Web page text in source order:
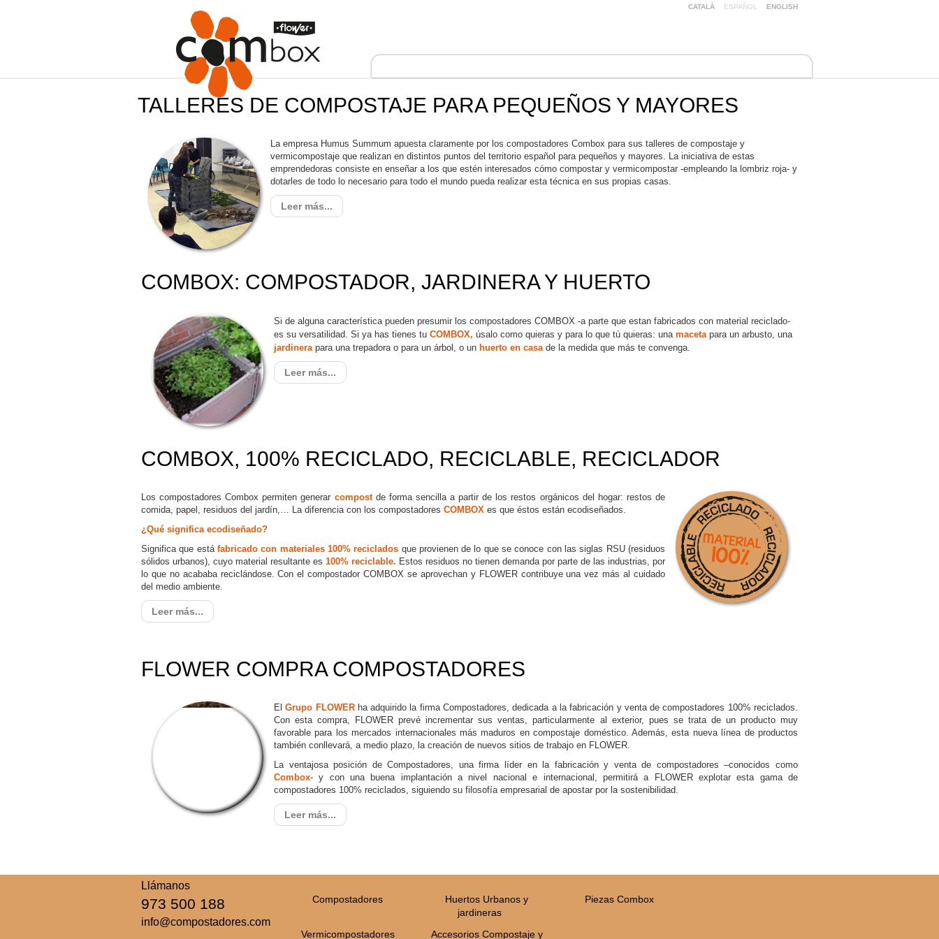
CATALÀ ESPAÑOL ENGLISH
TALLERES DE COMPOSTAJE PARA PEQUEÑOS Y MAYORES
La empresa Humus Summum apuesta claramente por los compostadores Combox para sus talleres de compostaje y
vermicompostaje que realizan en distintos puntos del territorio español para pequeños y mayores. La iniciativa de estas
emprendedoras consiste en enseñar a los que estén interesados cómo compostar y vermicompostar -empleando la lombriz roja- y
dotarles de todo lo necesario para todo el mundo pueda realizar esta técnica en sus propias casas.
Leer más...
COMBOX: COMPOSTADOR, JARDINERA Y HUERTO
Si de alguna característica pueden presumir los compostadores COMBOX -a parte que estan fabricados con material reciclado-
es su versatilidad. Si ya has tienes tu COMBOX, úsalo como quieras y para lo que tú quieras: una macetapara un arbusto, una
jardinerapara una trepadora o para un árbol, o un huerto en casade la medida que más te convenga.
Leer más...
COMBOX, 100% RECICLADO, RECICLABLE, RECICLADOR
Los compostadores Combox permiten generar compostde forma sencilla a partir de los restos orgánicos del hogar: restos de
comida, papel, residuos del jardín,… La diferencia con los compostadores COMBOX es que éstos están ecodiseñados.
¿Qué significa ecodiseñado?
Significa que está fabricado con materiales 100% reciclados que provienen de lo que se conoce con las siglas RSU (residuos
sólidos urbanos), cuyo material resultante es 100% reciclable. Estos residuos no tienen demanda por parte de las industrias, por
lo que no acababa reciclándose. Con el compostador COMBOX se aprovechan y FLOWER contribuye una vez más al cuidado
del medio ambiente.
Leer más...
FLOWER COMPRA COMPOSTADORES
ElGrupo FLOWERha adquirido la firma Compostadores, dedicada a la fabricación y venta de compostadores 100% reciclados.
Con esta compra, FLOWER prevé incrementar sus ventas, particularmente al exterior, pues se trata de un producto muy
favorable para los mercados internacionales más maduros en compostaje doméstico. Además, esta nueva línea de productos
también conllevará, a medio plazo, la creación de nuevos sitios de trabajo en FLOWER.
La ventajosa posición de Compostadores, una firma líder en la fabricación y venta de compostadores –conocidos como
Combox- y con una buena implantación a nivel nacional e internacional, permitirá a FLOWER explotar esta gama de
compostadores 100% reciclados, siguiendo su filosofía empresarial de apostar por la sostenibilidad.
Leer más...
Llámanos
973 500 188
info@compostadores.com
Compostadores
Huertos Urbanos y
jardineras
Piezas Combox
Vermicompostadores Accesorios Compostaje y